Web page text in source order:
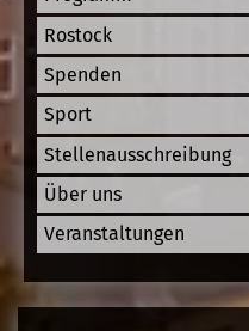
Rostock
Spenden
Sport
Stellenausschreibung
Über uns
Veranstaltungen